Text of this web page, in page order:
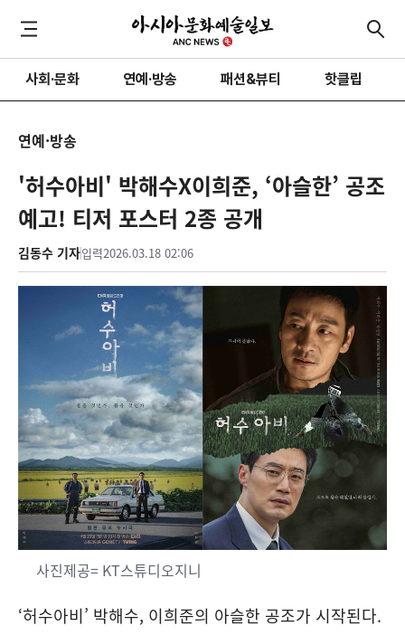
사회·문화 연예·방송 패션&뷰티 핫클립
연예·방송
'허수아비' 박해수X이희준, ‘아슬한’ 공조
예고! 티저 포스터 2종 공개
김동수 기자입력2026.03.18 02:06
사진제공= KT스튜디오지니
‘허수아비’ 박해수, 이희준의 아슬한 공조가 시작된다.